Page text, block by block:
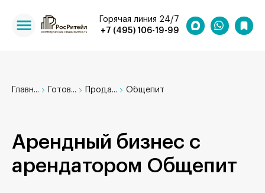
+7 (495) 106-19-99
Горячая линия 24/7
Главн... Готов... Прода... Общепит
Арендный бизнес с
арендатором Общепит